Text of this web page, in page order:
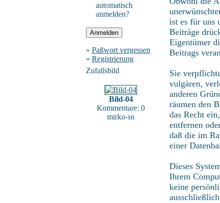
automatisch
anmelden?
» Paßwort vergessen
» Registrierung
Zufallsbild
Bild-04
Kommentare: 0
mirko-sn
ist es für uns
Beiträge
Eigentümer
Beitrags
Sie
vulgären,
anderen
räumen den
das Recht
entfernen
daß die im
einer
Dieses
Ihrem
keine